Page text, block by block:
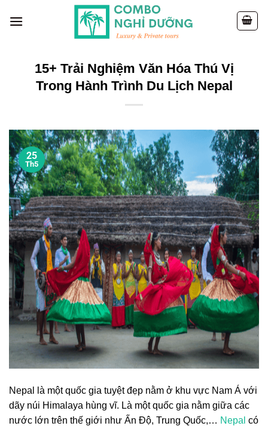
15+ Trải Nghiệm Văn Hóa Thú Vị
Trong Hành Trình Du Lịch Nepal
25
Th5
Nepal là một quốc gia tuyệt đẹp nằm ở khu vực Nam Á với
dãy núi Himalaya hùng vĩ. Là một quốc gia nằm giữa các
nước lớn trên thế giới như Ấn Độ, Trung Quốc,… Nepal có